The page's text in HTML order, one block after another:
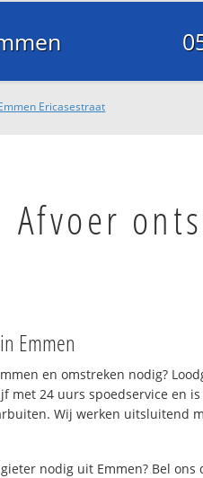
Ericasestraat
Afvoer
in Emmen
en omstreken nodig?
met 24 uurs spoedservice en
Wij werken uitsluitend
nodig uit Emmen? Bel